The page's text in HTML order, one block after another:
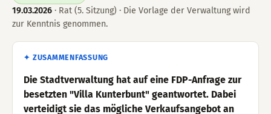
19.03.2026 · Rat (5. Sitzung) · Die Vorlage der Verwaltung wird
zur Kenntnis genommen.
✦ ZUSAMMENFASSUNG
Die Stadtverwaltung hat auf eine FDP-Anfrage zur
besetzten "Villa Kunterbunt" geantwortet. Dabei
verteidigt sie das mögliche Verkaufsangebot an